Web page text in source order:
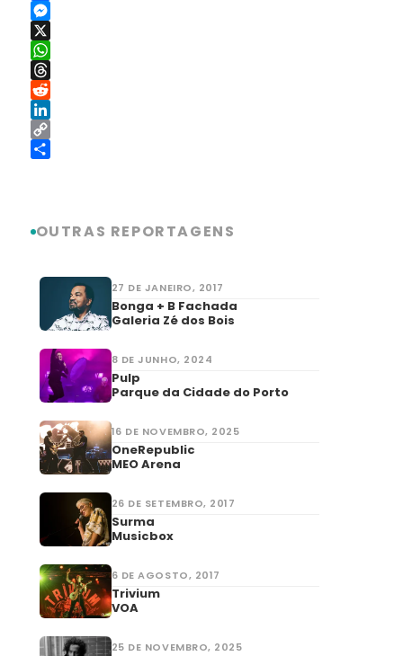
Facebook
Messenger
X
WhatsApp
Threads
Reddit
LinkedIn
Copy
OUTRAS REPORTAGENS
27 DE JANEIRO, 2017
Bonga + B Fachada
Galeria Zé dos Bois
8 DE JUNHO, 2024
Pulp
Parque da Cidade do Porto
16 DE NOVEMBRO, 2025
OneRepublic
MEO Arena
26 DE SETEMBRO, 2017
Surma
Musicbox
6 DE AGOSTO, 2017
Trivium
VOA
25 DE NOVEMBRO, 2025